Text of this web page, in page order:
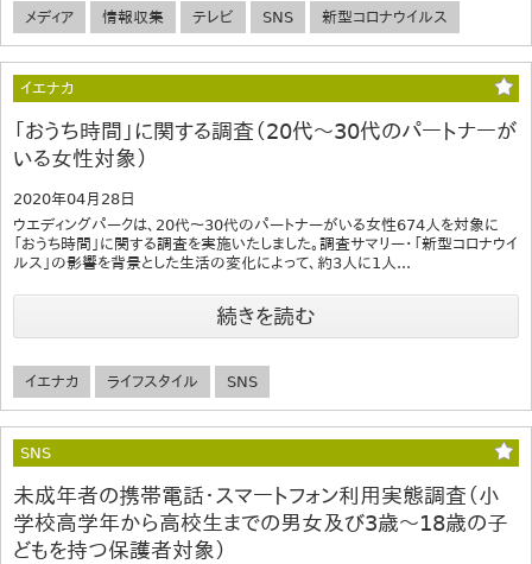
メディア 情報収集 テレビ SNS 新型コロナウイルス
イエナカ
「おうち時間」に関する調査（20代～30代のパートナーが
いる女性対象）
2020年04月28日
ウエディングパークは、20代～30代のパートナーがいる女性674人を対象に
「おうち時間」に関する調査を実施いたしました。調査サマリー・「新型コロナウイ
ルス」の影響を背景とした生活の変化によって、約3人に1人...
続きを読む
イエナカ ライフスタイル SNS
SNS
未成年者の携帯電話・スマートフォン利用実態調査（小
学校高学年から高校生までの男女及び3歳～18歳の子
どもを持つ保護者対象）